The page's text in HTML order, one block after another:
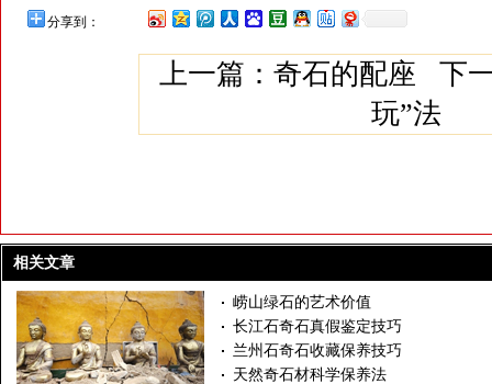
分享到：
上一篇：奇石的配座 下
玩”法
相关文章
崂山绿石的艺术价值
长江石奇石真假鉴定技巧
兰州石奇石收藏保养技巧
天然奇石材科学保养法